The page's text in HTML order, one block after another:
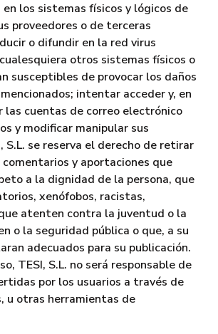
en los sistemas físicos y lógicos de
proveedores o de terceras
o difundir en la red virus
otros sistemas físicos o
susceptibles de provocar los daños
intentar acceder y, en
las cuentas de correo electrónico
y modificar manipular sus
S.L. se reserva el derecho de retirar
y aportaciones que
a la dignidad de la persona, que
xenófobos, racistas,
atenten contra la juventud o la
o la seguridad pública o que, a su
adecuados para su publicación.
TESI, S.L. no será responsable de
por los usuarios a través de
u otras herramientas de